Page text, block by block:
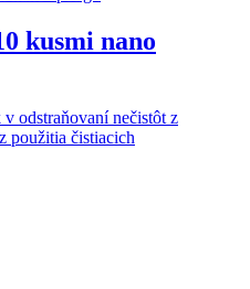
kusmi nano
odstraňovaní nečistôt z
použitia čistiacich